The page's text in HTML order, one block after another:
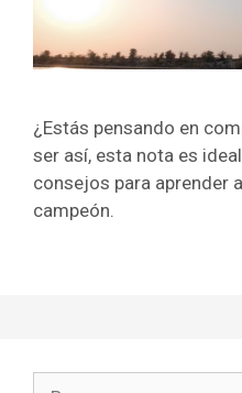
¿Estás pensando en
ser así, esta nota es
consejos para aprender
campeón.